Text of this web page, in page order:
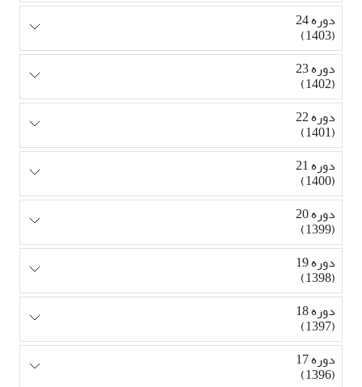
دوره 24
(1403)
دوره 23
(1402)
دوره 22
(1401)
دوره 21
(1400)
دوره 20
(1399)
دوره 19
(1398)
دوره 18
(1397)
دوره 17
(1396)